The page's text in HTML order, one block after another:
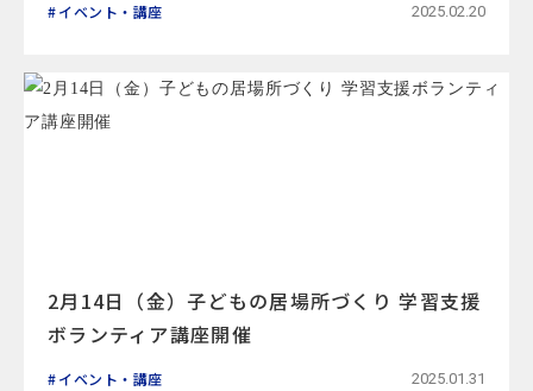
イベント・講座 2025.02.20
2月14日（金）子どもの居場所づくり 学習支援
ボランティア講座開催
イベント・講座 2025.01.31